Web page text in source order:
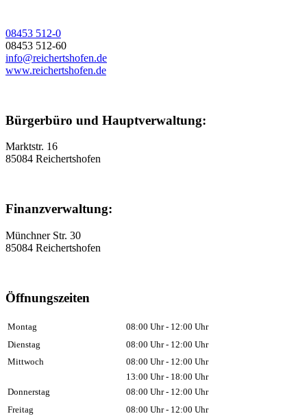
08453 512-0
08453 512-60
info@reichertshofen.de
www.reichertshofen.de
Bürgerbüro und Hauptverwaltung:
Marktstr. 16
85084 Reichertshofen
Finanzverwaltung:
Münchner Str. 30
85084 Reichertshofen
Öffnungszeiten
Montag
08:00 Uhr - 12:00 Uhr
Dienstag
08:00 Uhr - 12:00 Uhr
Mittwoch
08:00 Uhr - 12:00 Uhr
13:00 Uhr - 18:00 Uhr
Donnerstag
08:00 Uhr - 12:00 Uhr
Freitag
08:00 Uhr - 12:00 Uhr